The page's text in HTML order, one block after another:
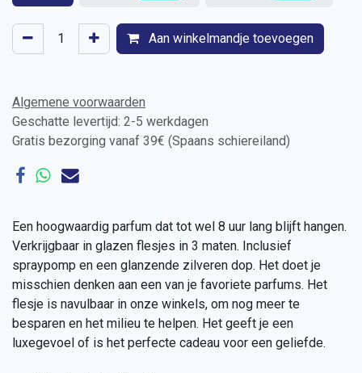
Aan winkelmandje toevoegen
Algemene voorwaarden
Geschatte levertijd: 2-5 werkdagen
Gratis bezorging vanaf 39€ (Spaans schiereiland)
Een hoogwaardig parfum dat tot wel 8 uur lang blijft hangen.
Verkrijgbaar in glazen flesjes in 3 maten. Inclusief
spraypomp en een glanzende zilveren dop. Het doet je
misschien denken aan een van je favoriete parfums. Het
flesje is navulbaar in onze winkels, om nog meer te
besparen en het milieu te helpen. Het geeft je een
luxegevoel of is het perfecte cadeau voor een geliefde.